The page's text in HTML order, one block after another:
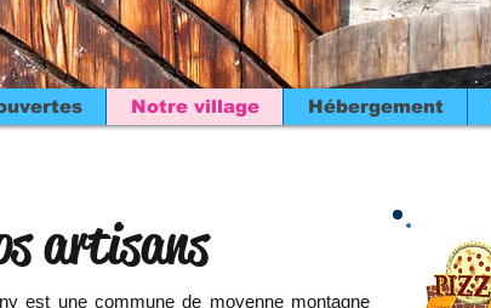
artisans
est une commune de moyenne montagne
Notre village Hébergement